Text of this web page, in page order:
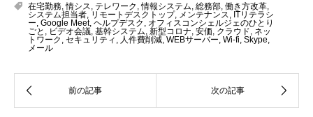
在宅勤務 ,情シス テレワーク ,情報システム 総務部 働き方改革
システム担当者 リモートデスクトップ, メンテナンス
ITリテラシ
ー Google Meet, ヘルプデスク
オフィスコンシェルジェのひとり
ごと
ビデオ会議 基幹システム 新型コロナ 安価 クラウド ネッ
トワーク セキュリティ 人件費削減 WEBサーバー Wi-fi Skype
メール